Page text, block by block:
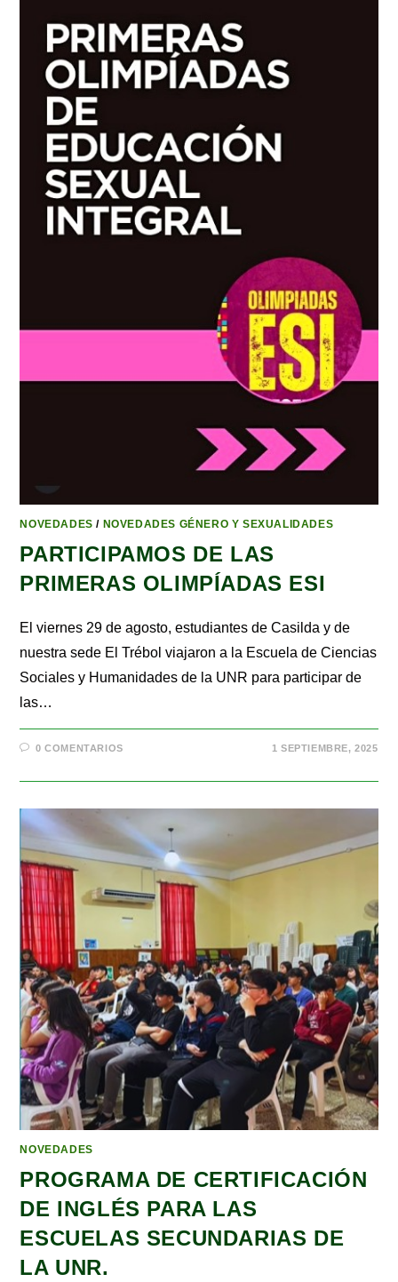
NOVEDADES / NOVEDADES GÉNERO Y SEXUALIDADES
PARTICIPAMOS DE LAS
PRIMERAS OLIMPÍADAS ESI
El viernes 29 de agosto, estudiantes de Casilda y de
nuestra sede El Trébol viajaron a la Escuela de Ciencias
Sociales y Humanidades de la UNR para participar de
las…
0 COMENTARIOS 1 SEPTIEMBRE, 2025
NOVEDADES
PROGRAMA DE CERTIFICACIÓN
DE INGLÉS PARA LAS
ESCUELAS SECUNDARIAS DE
LA UNR.